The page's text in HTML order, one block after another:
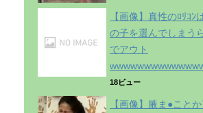
【画像】真性のﾛﾘｺﾝ
の子を選んでしまう
でアウト
18ビュー
【画像】腋ま●こと